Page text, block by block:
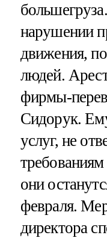
нарушении
движения,
людей.
фирмы-
Сидорук.
услуг, не
они
февраля.
директора